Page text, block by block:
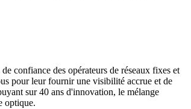
confiance des opérateurs de réseaux fixes et
pour leur fournir une visibilité accrue et de
sur 40 ans d'innovation, le mélange
optique.